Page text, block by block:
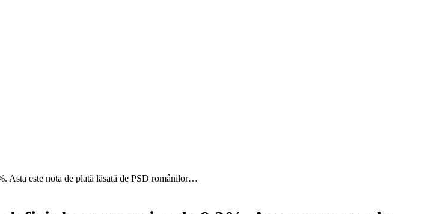
Asta este nota de plată lăsată de PSD românilor…